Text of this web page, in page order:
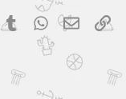
Tumblr WhatsApp
E-posta